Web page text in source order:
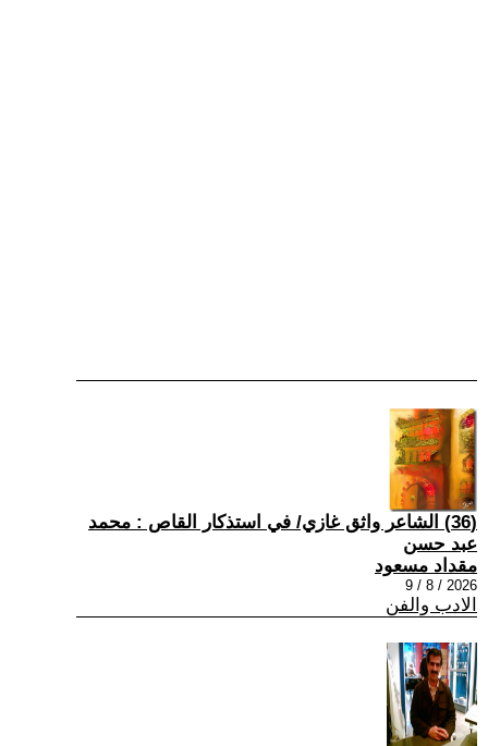
(36) الشاعر واثق غازي/ في استذكار القاص : محمد
عبد حسن
مقداد مسعود
2026 / 8 / 9
الادب والفن